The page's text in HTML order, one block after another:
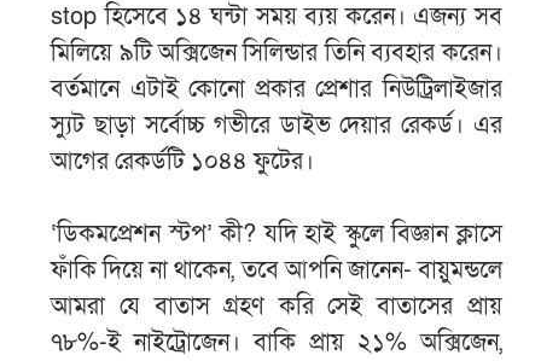
stop হিসেবে ১৪ ঘন্টা সময় ব্যয় করেন। এজন্য সব
মিলিয়ে ৯টি অক্সিজেন সিলিন্ডার তিনি ব্যবহার করেন।
বর্তমানে এটাই কোনো প্রকার প্রেশার নিউট্রিলাইজার
স্যুট ছাড়া সর্বোচ্চ গভীরে ডাইভ দেয়ার রেকর্ড। এর
আগের রেকর্ডটি ১০৪৪ ফুটের।
‘ডিকমপ্রেশন স্টপ’ কী? যদি হাই স্কুলে বিজ্ঞান ক্লাসে
ফাঁকি দিয়ে না থাকেন, তবে আপনি জানেন- বায়ুমন্ডলে
আমরা যে বাতাস গ্রহণ করি সেই বাতাসের প্রায়
৭৮%-ই নাইট্রোজেন। বাকি প্রায় ২১% অক্সিজেন,